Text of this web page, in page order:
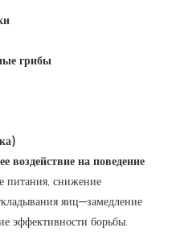
грибы
воздействие на поведение
питания, снижение
яиц—замедление
эффективности борьбы.